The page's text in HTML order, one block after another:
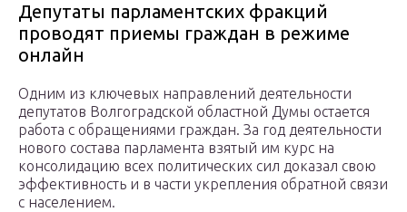
Депутаты парламентских фракций
проводят приемы граждан в режиме
онлайн
Одним из ключевых направлений деятельности
депутатов Волгоградской областной Думы остается
работа с обращениями граждан. За год деятельности
нового состава парламента взятый им курс на
консолидацию всех политических сил доказал свою
эффективность и в части укрепления обратной связи
с населением.